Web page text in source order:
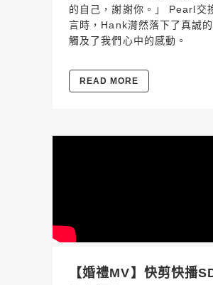
的自己，謝謝你。」 Pearl交
言時，Hank潸然落下了真誠的
觸及了我們心中的感動。
READ MORE
【婚禮MV】快剪快播